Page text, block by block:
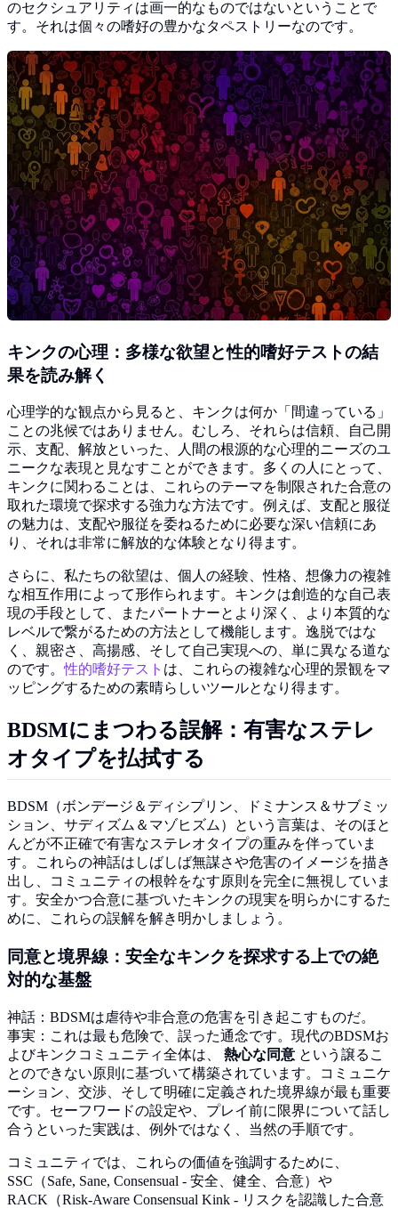
のセクシュアリティは画一的なものではないということで
す。それは個々の嗜好の豊かなタペストリーなのです。
キンクの心理：多様な欲望と性的嗜好テストの結
果を読み解く
心理学的な観点から見ると、キンクは何か「間違っている」
ことの兆候ではありません。むしろ、それらは信頼、自己開
示、支配、解放といった、人間の根源的な心理的ニーズのユ
ニークな表現と見なすことができます。多くの人にとって、
キンクに関わることは、これらのテーマを制限された合意の
取れた環境で探求する強力な方法です。例えば、支配と服従
の魅力は、支配や服従を委ねるために必要な深い信頼にあ
り、それは非常に解放的な体験となり得ます。
さらに、私たちの欲望は、個人の経験、性格、想像力の複雑
な相互作用によって形作られます。キンクは創造的な自己表
現の手段として、またパートナーとより深く、より本質的な
レベルで繋がるための方法として機能します。逸脱ではな
く、親密さ、高揚感、そして自己実現への、単に異なる道な
のです。性的嗜好テスト は、これらの複雑な心理的景観をマ
ッピングするための素晴らしいツールとなり得ます。
BDSMにまつわる誤解：有害なステレ
オタイプを払拭する
BDSM（ボンデージ＆ディシプリン、ドミナンス＆サブミッ
ション、サディズム＆マゾヒズム）という言葉は、そのほと
んどが不正確で有害なステレオタイプの重みを伴っていま
す。これらの神話はしばしば無謀さや危害のイメージを描き
出し、コミュニティの根幹をなす原則を完全に無視していま
す。安全かつ合意に基づいたキンクの現実を明らかにするた
めに、これらの誤解を解き明かしましょう。
同意と境界線：安全なキンクを探求する上での絶
対的な基盤
神話：BDSMは虐待や非合意の危害を引き起こすものだ。
事実：これは最も危険で、誤った通念です。現代のBDSMお
よびキンクコミュニティ全体は、 熱心な同意 という譲るこ
とのできない原則に基づいて構築されています。コミュニケ
ーション、交渉、そして明確に定義された境界線が最も重要
です。セーフワードの設定や、プレイ前に限界について話し
合うといった実践は、例外ではなく、当然の手順です。
コミュニティでは、これらの価値を強調するために、
SSC（Safe, Sane, Consensual - 安全、健全、合意）や
RACK（Risk-Aware Consensual Kink - リスクを認識した合意